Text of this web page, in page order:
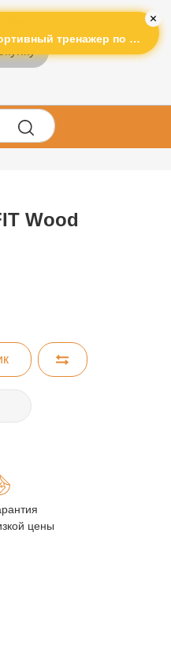
Wood
цены
«Подберем безопасный спортивный тренажер по лучшей цене!»